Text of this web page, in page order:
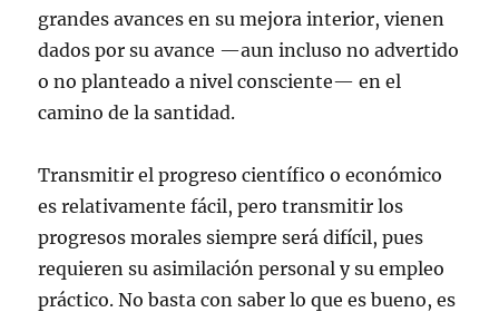
grandes avances en su mejora interior, vienen
dados por su avance —aun incluso no advertido
o no planteado a nivel consciente— en el
camino de la santidad.
Transmitir el progreso científico o económico
es relativamente fácil, pero transmitir los
progresos morales siempre será difícil, pues
requieren su asimilación personal y su empleo
práctico. No basta con saber lo que es bueno, es